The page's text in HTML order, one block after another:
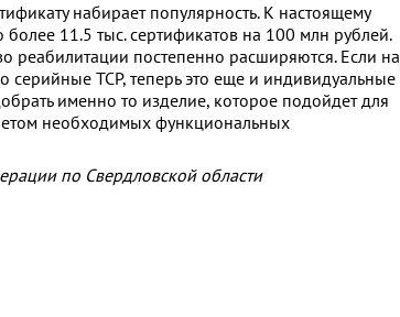
набирает популярность. К настоящему
11.5 тыс. сертификатов на 100 млн рублей.
реабилитации постепенно расширяются. Если на
серийные ТСР, теперь это еще и индивидуальные
именно то изделие, которое подойдет для
необходимых функциональных
по Свердловской области